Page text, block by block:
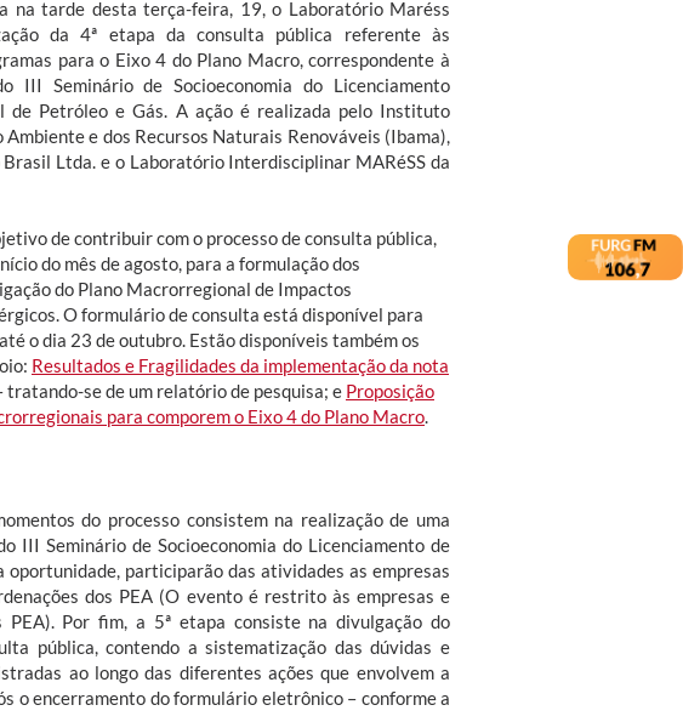
na tarde desta terça-feira, 19, o Laboratório Maréss
da 4ª etapa da consulta pública referente às
para o Eixo 4 do Plano Macro, correspondente à
III Seminário de Socioeconomia do Licenciamento
de Petróleo e Gás. A ação é realizada pelo Instituto
e dos Recursos Naturais Renováveis (Ibama),
Ltda. e o Laboratório Interdisciplinar MARéSS da
de contribuir com o processo de consulta pública,
do mês de agosto, para a formulação dos
do Plano Macrorregional de Impactos
O formulário de consulta está disponível para
o dia 23 de outubro. Estão disponíveis também os
Resultados e Fragilidades da implementação da nota
tratando-se de um relatório de pesquisa; e Proposição
para comporem o Eixo 4 do Plano Macro
do processo consistem na realização de uma
III Seminário de Socioeconomia do Licenciamento de
oportunidade, participarão das atividades as empresas
dos PEA (O evento é restrito às empresas e
PEA). Por fim, a 5ª etapa consiste na divulgação do
pública, contendo a sistematização das dúvidas e
ao longo das diferentes ações que envolvem a
o encerramento do formulário eletrônico – conforme a